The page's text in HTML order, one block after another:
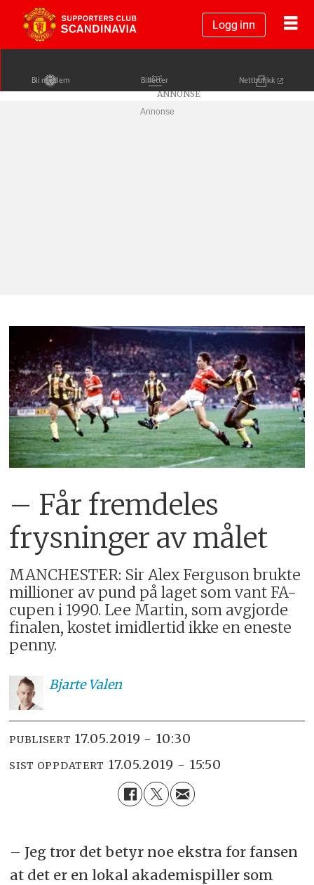
Logg inn
Bli medlem Billetter Nettbutikk
Annonse
– Får fremdeles
frysninger av målet
MANCHESTER: Sir Alex Ferguson brukte
millioner av pund på laget som vant FA-
cupen i 1990. Lee Martin, som avgjorde
finalen, kostet imidlertid ikke en eneste
penny.
Bjarte Valen
PUBLISERT 17.05.2019 - 10:30
SIST OPPDATERT 17.05.2019 - 15:50
– Jeg tror det betyr noe ekstra for fansen
at det er en lokal akademispiller som